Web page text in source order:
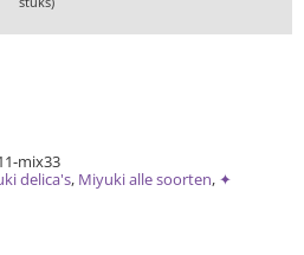
mix33
delica's, Miyuki alle soorten, ✦